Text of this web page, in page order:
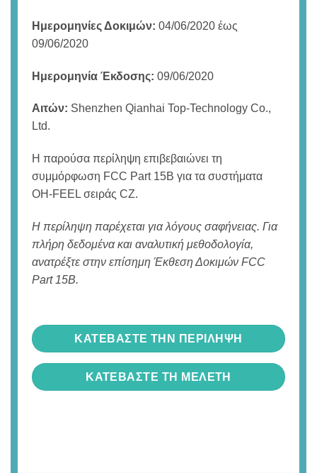
Ημερομηνίες Δοκιμών: 04/06/2020 έως
09/06/2020
Ημερομηνία Έκδοσης: 09/06/2020
Αιτών: Shenzhen Qianhai Top-Technology Co.,
Ltd.
Η παρούσα περίληψη επιβεβαιώνει τη
συμμόρφωση FCC Part 15B για τα συστήματα
OH-FEEL σειράς CZ.
Η περίληψη παρέχεται για λόγους σαφήνειας. Για
πλήρη δεδομένα και αναλυτική μεθοδολογία,
ανατρέξτε στην επίσημη Έκθεση Δοκιμών FCC
Part 15B.
ΚΑΤΕΒΑΣΤΕ ΤΗΝ ΠΕΡΙΛΗΨΗ
ΚΑΤΕΒΑΣΤΕ ΤΗ ΜΕΛΈΤΗ